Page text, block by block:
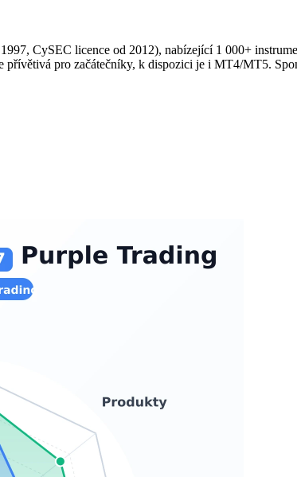
CySEC licence od 2012), nabízející 1 000+
přívětivá pro začátečníky, k dispozici je i MT4/MT5.